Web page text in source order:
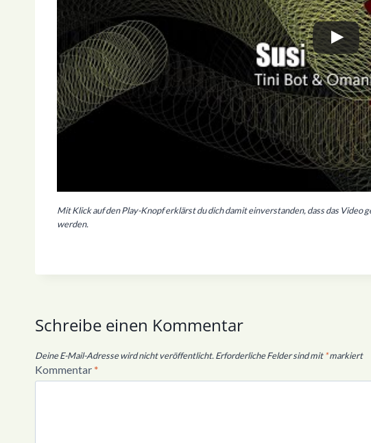
Mit Klick auf den Play-Knopf erklärst du dich damit einverstanden, dass das Video
werden.
Schreibe einen Kommentar
Deine E-Mail-Adresse wird nicht veröffentlicht. Erforderliche Felder sind mit*markiert
Kommentar *